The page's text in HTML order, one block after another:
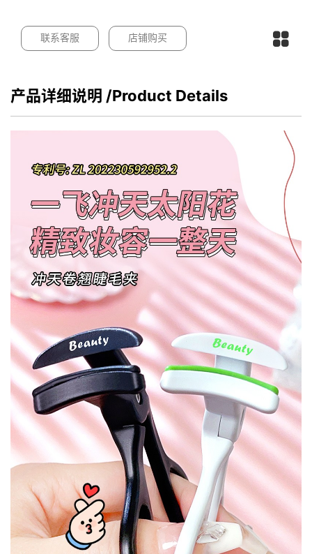
联系客服 店铺购买
产品详细说明 /Product Details